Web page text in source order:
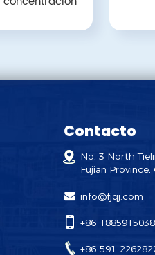
Contacto
No. 3 North
Fujian Province,
info@fjqj.com
+86-
+86-591-